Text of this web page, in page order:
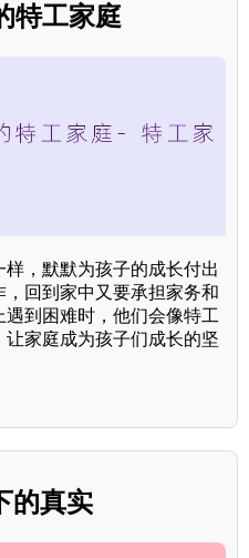
特工家庭
，默默为孩子的成长付出
回到家中又要承担家务和
到困难时，他们会像特工
家庭成为孩子们成长的坚
的真实